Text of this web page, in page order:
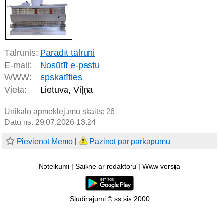
Tālrunis: Parādīt tālruni
E-mail:
Nosūtīt e-pastu
WWW:
apskatīties
Vieta:
Lietuva, Viļņa
Unikālo apmeklējumu skaits: 26
Datums: 29.07.2026 13:24
Pievienot Memo Paziņot par pārkāpumu
Noteikumi Saikne ar redaktoru Www versija
Sludinājumi © ss sia 2000